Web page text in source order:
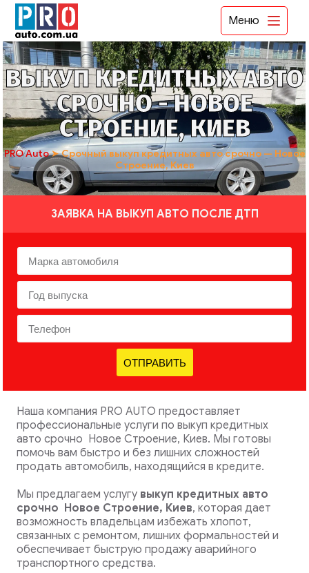
Меню
ВЫКУП КРЕДИТНЫХ АВТО
СРОЧНО - НОВОЕ
СТРОЕНИЕ, КИЕВ
PRO Auto➤Срочный выкуп кредитных авто срочно — Новое
Строение, Киев
ЗАЯВКА НА ВЫКУП АВТО ПОСЛЕ ДТП
ОТПРАВИТЬ
Наша компания PRO AUTO предоставляет
профессиональные услуги по выкуп кредитных
авто срочно Новое Строение, Киев. Мы готовы
помочь вам быстро и без лишних сложностей
продать автомобиль, находящийся в кредите.
Мы предлагаем услугу выкуп кредитных авто
срочно Новое Строение, Киев, которая дает
возможность владельцам избежать хлопот,
связанных с ремонтом, лишних формальностей и
обеспечивает быструю продажу аварийного
транспортного средства.